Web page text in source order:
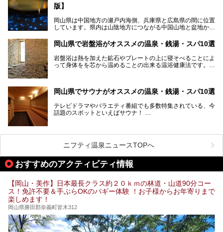
この記事では、奥津温泉で宿泊におすすめの宿、観光スポッ
を存分に味わい、癒しの旅を楽しんでくださいね。
版】
岡山県は中国地方の瀬戸内海側、兵庫県と広島県の間に位置
しています。県内は山陰地方につながる中国山地と盆地から
海に多数の島々が浮かぶ瀬戸内海に面した南部に分けられま
す。年間を通じて降水量が少ない「晴れの国」で、モモやブ
ドウなど果物の栽培が盛んなうえ、その品質の高さは全国的
にも有名です。
ます。ここでは、岡山県で評判のスーパー銭湯をご紹介しま
しょう。
岡山県で岩盤浴がオススメの温泉・銭湯・スパ10選
岩盤浴は熱を加えた鉱石やプレートの上に寝そべることによ
って身体をを芯から温めることの出来る温浴健康法です。じ
ススメ温泉・銭湯・スパ10ヶ所を紹介させていただきま
岡山県でサウナがオススメの温泉・銭湯・スパ10選
テレビドラマやバラエティ番組でも多数特集されている、今
話題のスポットといえばサウナ！
今回は、岡山県でサウナがおすすめの温泉や銭湯、スパを厳
選してご紹介！
血流が良くなるだけでなく美容効果やリラックス効果も期待
ニフティ温泉ニュースTOPへ
おすすめのアクティビティ情報
【岡山・美作】日本最長クラス約２０ｋｍの林道・山道90分コー
ス！免許不要＆手ぶらOKのバギー体験 ！お子様からお年寄りまで
楽しめます！
岡山県勝田郡奈義町皆木312